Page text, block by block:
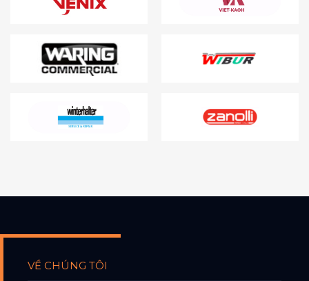
VỀ CHÚNG TÔI